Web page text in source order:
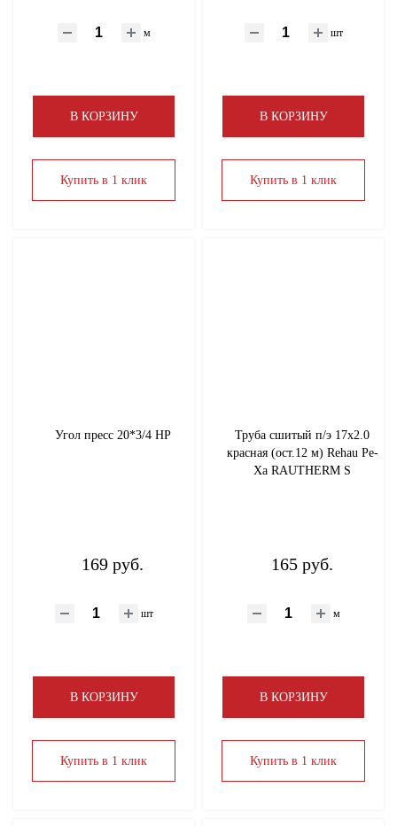
м
В КОРЗИНУ
Купить в 1 клик
шт
В КОРЗИНУ
Купить в 1 клик
Угол пресс 20*3/4 НР
169 руб.
шт
В КОРЗИНУ
Купить в 1 клик
Труба сшитый п/э 17х2.0
красная (ост.12 м) Rehau Pe-
Xa RAUTHERM S
165 руб.
м
В КОРЗИНУ
Купить в 1 клик